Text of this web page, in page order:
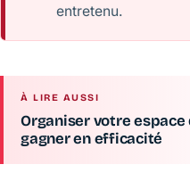
entretenu.
À LIRE AUSSI
Organiser votre
gagner en efficacité